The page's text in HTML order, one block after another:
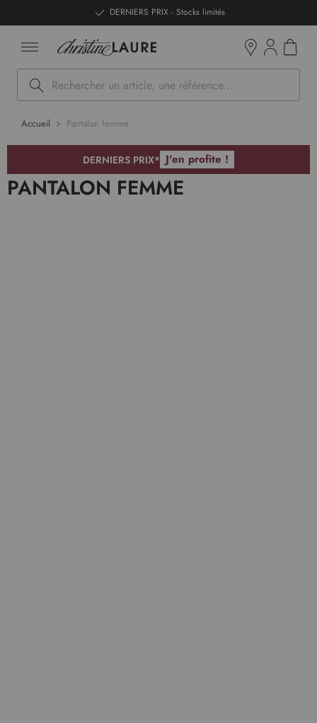
DERNIERS PRIX - Stocks limités
Rechercher
Accueil Pantalon femme
DERNIERS PRIX* J'en profite !
PANTALON FEMME